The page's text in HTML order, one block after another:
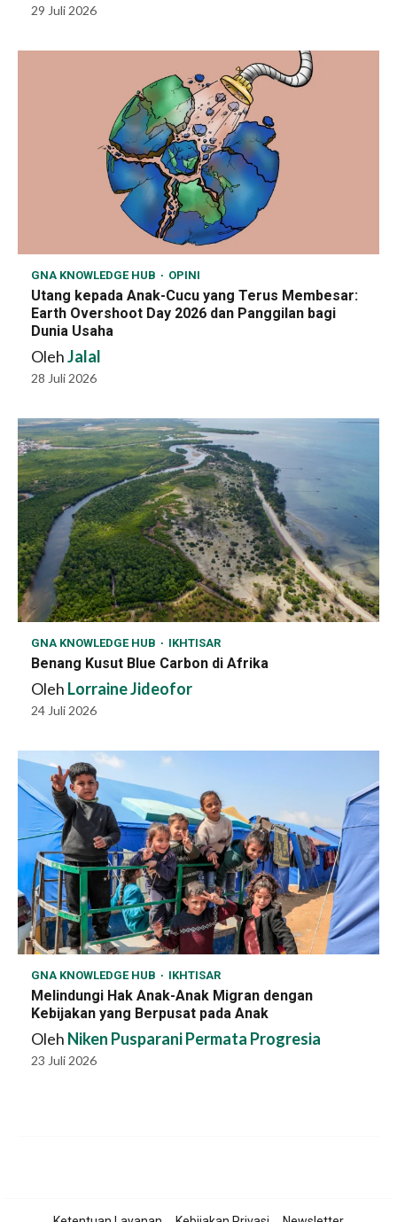
29 Juli 2026
GNA KNOWLEDGE HUB OPINI
Utang kepada Anak-Cucu yang Terus Membesar:
Earth Overshoot Day 2026 dan Panggilan bagi
Dunia Usaha
OlehJalal
28 Juli 2026
GNA KNOWLEDGE HUB IKHTISAR
Benang Kusut Blue Carbon di Afrika
Oleh Lorraine Jideofor
24 Juli 2026
GNA KNOWLEDGE HUB IKHTISAR
Melindungi Hak Anak-Anak Migran dengan
Kebijakan yang Berpusat pada Anak
Oleh Niken Pusparani Permata Progresia
23 Juli 2026